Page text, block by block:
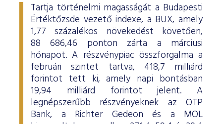
Tartja történelmi magasságát a Budapesti
Értéktőzsde vezető indexe, a BUX, amely
1,77 százalékos növekedést követően,
88 686,46 ponton zárta a márciusi
hónapot. A részvénypiac összforgalma a
februári szintet tartva, 418,7 milliárd
forintot tett ki, amely napi bontásban
19,94 milliárd forintot jelent. A
legnépszerűbb részvényeknek az OTP
Bank, a Richter Gedeon és a MOL